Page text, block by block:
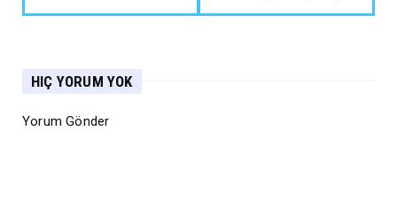
HIÇ YORUM YOK
Yorum Gönder